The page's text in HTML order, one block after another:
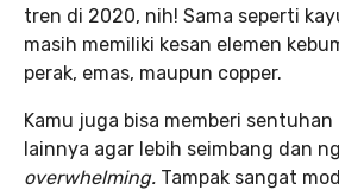
tren di 2020, nih! Sama seperti
masih memiliki kesan elemen
perak, emas, maupun copper.
Kamu juga bisa memberi
lainnya agar lebih seimbang dan
overwhelming. Tampak sangat